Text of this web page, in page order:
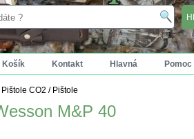
Košík Kontakt Hlavná Pomoc
Pištole CO2 / Pištole
M&P 40